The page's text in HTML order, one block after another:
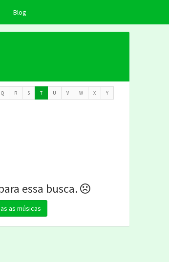
Blog
Q R S T U V W X Y
essa busca.
as músicas